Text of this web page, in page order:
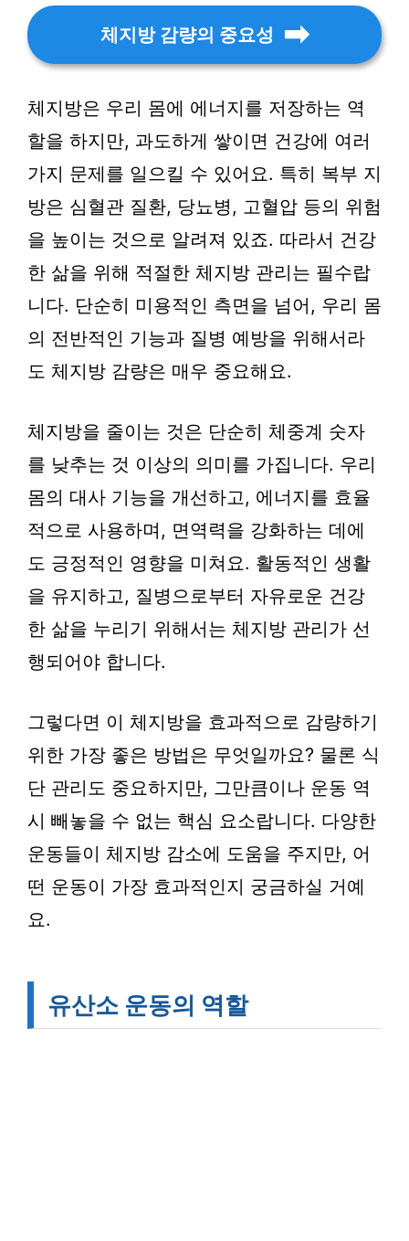
체지방 감량의 중요성
체지방은 우리 몸에 에너지를 저장하는 역
할을 하지만, 과도하게 쌓이면 건강에 여러
가지 문제를 일으킬 수 있어요. 특히 복부 지
방은 심혈관 질환, 당뇨병, 고혈압 등의 위험
을 높이는 것으로 알려져 있죠. 따라서 건강
한 삶을 위해 적절한 체지방 관리는 필수랍
니다. 단순히 미용적인 측면을 넘어, 우리 몸
의 전반적인 기능과 질병 예방을 위해서라
도 체지방 감량은 매우 중요해요.
체지방을 줄이는 것은 단순히 체중계 숫자
를 낮추는 것 이상의 의미를 가집니다. 우리
몸의 대사 기능을 개선하고, 에너지를 효율
적으로 사용하며, 면역력을 강화하는 데에
도 긍정적인 영향을 미쳐요. 활동적인 생활
을 유지하고, 질병으로부터 자유로운 건강
한 삶을 누리기 위해서는 체지방 관리가 선
행되어야 합니다.
그렇다면 이 체지방을 효과적으로 감량하기
위한 가장 좋은 방법은 무엇일까요? 물론 식
단 관리도 중요하지만, 그만큼이나 운동 역
시 빼놓을 수 없는 핵심 요소랍니다. 다양한
운동들이 체지방 감소에 도움을 주지만, 어
떤 운동이 가장 효과적인지 궁금하실 거예
요.
유산소 운동의 역할